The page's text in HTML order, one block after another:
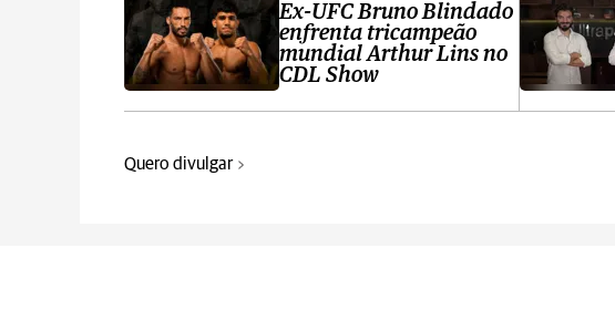
Ex-UFC Bruno Blindado
enfrenta tricampeão
mundial Arthur Lins no
CDL Show
Quero divulgar